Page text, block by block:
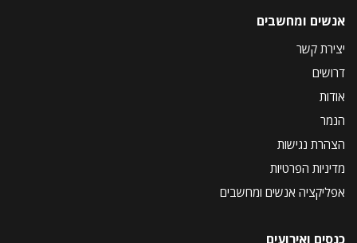
אנשים ומחשבים
יצירת קשר
דרושים
אודות
הנמר
הצהרת נגישות
מדיניות הפרטיות
אפליקציה אנשים ומחשבים
כנסים ואירועים